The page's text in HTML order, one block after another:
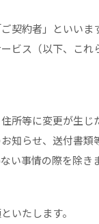
契約者」といい
ビス（以下、こ
等に変更が生じ
知らせ、送付書
い事情の際を除き
いたします。